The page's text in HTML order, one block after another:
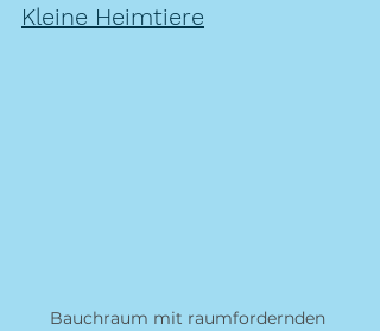
Kleine Heimtiere
Bauchraum mit raumfordernden